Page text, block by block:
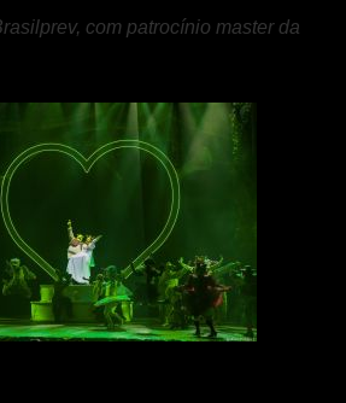
com patrocínio master da